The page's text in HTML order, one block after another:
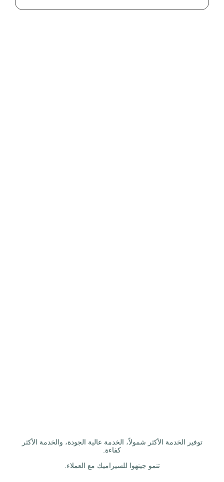
توفير الخدمة الأكثر شمولاً، الخدمة عالية الجودة، والخدمة الأكثر
كفاءة.
تنمو جينهوا للسيراميك مع العملاء.